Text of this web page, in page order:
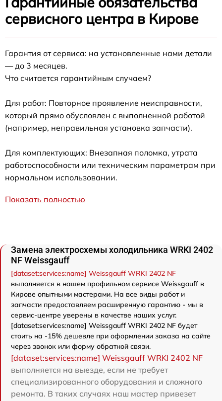
сервисного центра в Кирове
Гарантия от сервиса: на установленные нами детали
— до 3 месяцев.
Что считается гарантийным случаем?
Для работ: Повторное проявление неисправности,
который прямо обусловлен с выполненной работой
(например, неправильная установка запчасти).
Для комплектующих: Внезапная поломка, утрата
работоспособности или техническим параметрам при
нормальном использовании.
Показать полностью
Замена электросхемы холодильника WRKI 2402
NF Weissgauff
[dataset:services:name] Weissgauff WRKI 2402 NF
выполняется в нашем профильном сервисе Weissgauff в
Кирове опытными мастерами. На все виды работ и
запчасти предоставляем расширенную гарантию - мы в
сервис-центре уверены в качестве наших услуг.
[dataset:services:name] Weissgauff WRKI 2402 NF будет
стоить на -15% дешевле при оформлении заказа на сайте
через звонок или форму обратной связи.
[dataset:services:name] Weissgauff WRKI 2402 NF
выполняется на выезде, если не требует
специализированного оборудования и сложного
ремонта. В таких случаях наш мастер привезет